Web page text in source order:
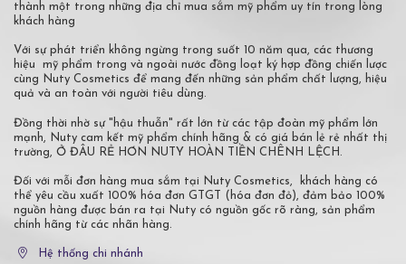
thành một trong những địa chỉ mua sắm mỹ phẩm uy tín trong lòng
khách hàng
Với sự phát triển không ngừng trong suốt 10 năm qua, các thương
hiệu mỹ phẩm trong và ngoài nước đồng loạt ký hợp đồng chiến lược
cùng Nuty Cosmetics để mang đến những sản phẩm chất lượng, hiệu
quả và an toàn với người tiêu dùng.
Đồng thời nhờ sự "hậu thuẫn" rất lớn từ các tập đoàn mỹ phẩm lớn
mạnh, Nuty cam kết mỹ phẩm chính hãng & có giá bán lẻ rẻ nhất thị
trường, Ở ĐÂU RẺ HƠN NUTY HOÀN TIỀN CHÊNH LỆCH.
Đối với mỗi đơn hàng mua sắm tại Nuty Cosmetics, khách hàng có
thể yêu cầu xuất 100% hóa đơn GTGT (hóa đơn đỏ), đảm bảo 100%
nguồn hàng được bán ra tại Nuty có nguồn gốc rõ ràng, sản phẩm
chính hãng từ các nhãn hàng.
Hệ thống chi nhánh